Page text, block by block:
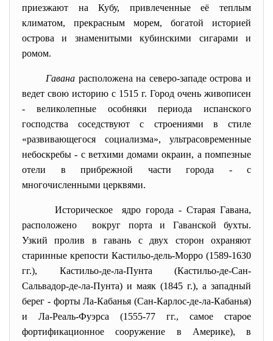
приезжают на Кубу, привлеченные её теплым
климатом, прекрасным морем, богатой историей
острова и знаменитыми кубинскими сигарами и
ромом.
Гавана расположена на северо-западе острова и
ведет свою историю с 1515 г. Город очень живописен
- великолепные особняки периода испанского
господства соседствуют с строениями в стиле
«развивающегося социализма», ультрасовременные
небоскребы - с ветхими домами окраин, а помпезные
отели в прибрежной части города - с
многочисленными церквями.
Историческое ядро города - Старая Гавана,
расположено вокруг порта и Гаванской бухты.
Узкий пролив в гавань с двух сторон охраняют
старинные крепости Кастильо-дель-Морро (1589-1630
гг.), Кастильо-де-ла-Пунта (Кастильо-де-Сан-
Сальвадор-де-ла-Пунта) и маяк (1845 г.), а западный
берег - форты Ла-Кабанья (Сан-Карлос-де-ла-Кабанья)
и Ла-Реаль-Фуэрса (1555-77 гг., самое старое
фортификационное сооружение в Америке), в